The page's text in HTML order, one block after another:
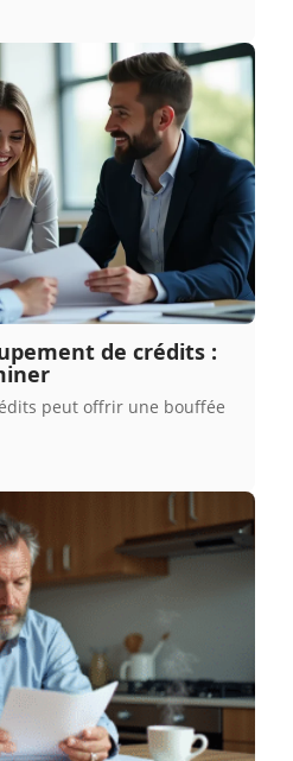
de crédits :
peut offrir une bouffée